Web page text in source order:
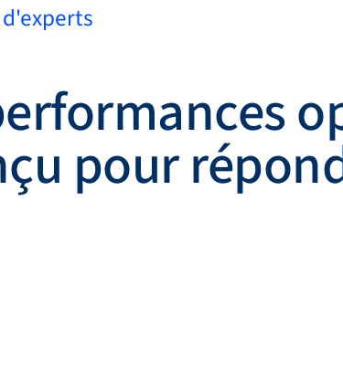
d'experts
pour